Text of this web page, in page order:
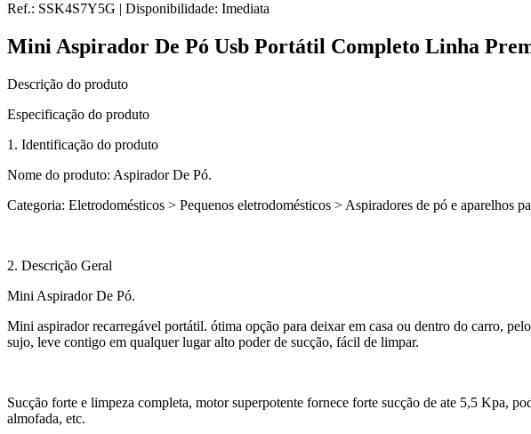
Ref.: SSK4S7Y5G | Disponibilidade: Imediata
Mini Aspirador De Pó Usb Portátil Completo Linha
Descrição do produto
Especificação do produto
1. Identificação do produto
Nome do produto: Aspirador De Pó.
Categoria: Eletrodomésticos > Pequenos eletrodomésticos > Aspiradores de pó e aparelhos
2. Descrição Geral
Mini Aspirador De Pó.
Mini aspirador recarregável portátil. ótima opção para deixar em casa ou dentro do carro,
sujo, leve contigo em qualquer lugar alto poder de sucção, fácil de limpar.
Sucção forte e limpeza completa, motor superpotente fornece forte sucção de ate 5,5 Kpa,
almofada, etc.